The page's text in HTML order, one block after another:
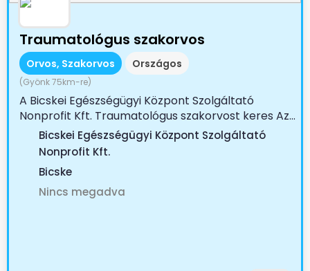
Traumatológus szakorvos
Orvos, Szakorvos Országos
(Gyönk 75km-re)
A Bicskei Egészségügyi Központ Szolgáltató
Nonprofit Kft. Traumatológus szakorvost keres Az...
Bicskei Egészségügyi Központ Szolgáltató
Nonprofit Kft.
Bicske
Nincs megadva